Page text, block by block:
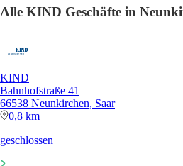
Alle KIND Geschäfte in
KIND
Bahnhofstraße 41
66538 Neunkirchen, Saar
0,8 km
geschlossen